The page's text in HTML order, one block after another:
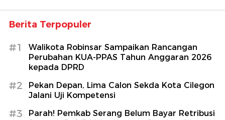
Berita Terpopuler
#1
Walikota Robinsar Sampaikan Rancangan
Perubahan KUA-PPAS Tahun Anggaran 2026
kepada DPRD
#2
Pekan Depan, Lima Calon Sekda Kota Cilegon
Jalani Uji Kompetensi
#3
Parah! Pemkab Serang Belum Bayar Retribusi